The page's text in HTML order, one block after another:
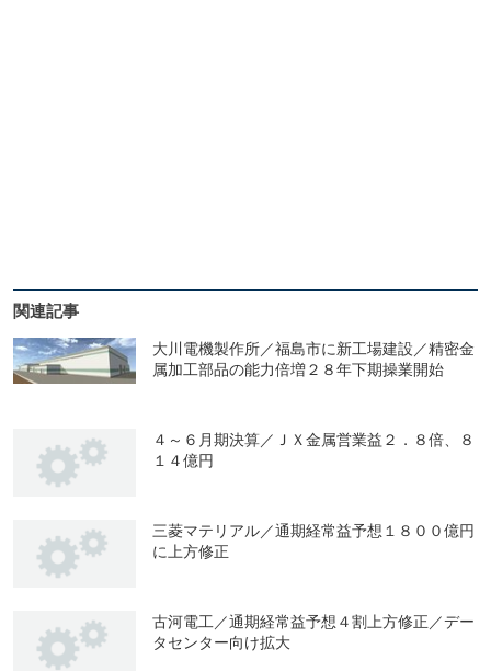
関連記事
大川電機製作所／福島市に新工場建設／精密金
属加工部品の能力倍増２８年下期操業開始
４～６月期決算／ＪＸ金属営業益２．８倍、８
１４億円
三菱マテリアル／通期経常益予想１８００億円
に上方修正
古河電工／通期経常益予想４割上方修正／デー
タセンター向け拡大